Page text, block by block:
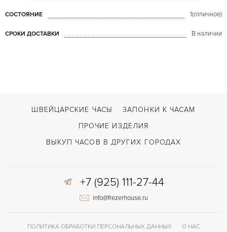
СОСТОЯНИЕ 1(отличное)
СРОКИ ДОСТАВКИ В наличии
ШВЕЙЦАРСКИЕ ЧАСЫ
ЗАПОНКИ К ЧАСАМ
ПРОЧИЕ ИЗДЕЛИЯ
ВЫКУП ЧАСОВ В ДРУГИХ ГОРОДАХ
+7 (925) 111-27-44
info@frezerhouse.ru
ПОЛИТИКА ОБРАБОТКИ ПЕРСОНАЛЬНЫХ ДАННЫХ
О НАС